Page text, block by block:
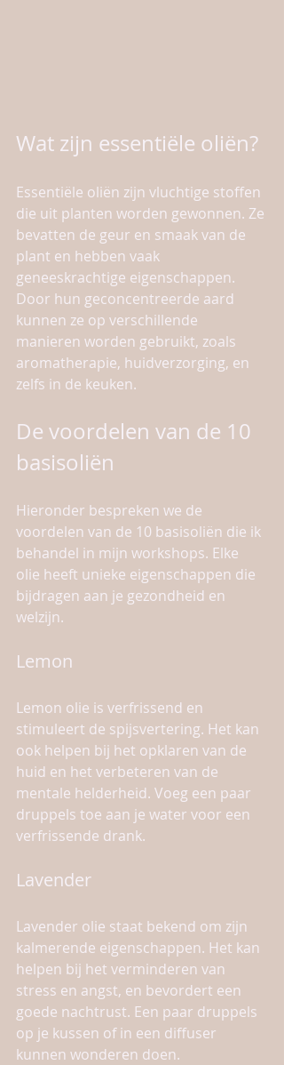
Wat zijn essentiële oliën?
Essentiële oliën zijn vluchtige stoffen
die uit planten worden gewonnen. Ze
bevatten de geur en smaak van de
plant en hebben vaak
geneeskrachtige eigenschappen.
Door hun geconcentreerde aard
kunnen ze op verschillende
manieren worden gebruikt, zoals
aromatherapie, huidverzorging, en
zelfs in de keuken.
De voordelen van de 10
basisoliën
Hieronder bespreken we de
voordelen van de 10 basisoliën die ik
behandel in mijn workshops. Elke
olie heeft unieke eigenschappen die
bijdragen aan je gezondheid en
welzijn.
Lemon
Lemon olie is verfrissend en
stimuleert de spijsvertering. Het kan
ook helpen bij het opklaren van de
huid en het verbeteren van de
mentale helderheid. Voeg een paar
druppels toe aan je water voor een
verfrissende drank.
Lavender
Lavender olie staat bekend om zijn
kalmerende eigenschappen. Het kan
helpen bij het verminderen van
stress en angst, en bevordert een
goede nachtrust. Een paar druppels
op je kussen of in een diffuser
kunnen wonderen doen.